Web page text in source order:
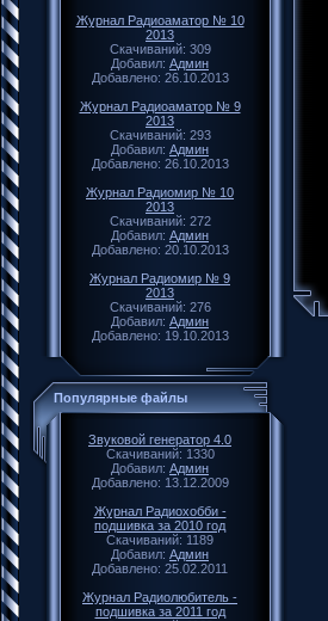
Журнал Радиоаматор № 10
2013
Скачиваний: 309
Добавил: Админ
Добавлено: 26.10.2013
Журнал Радиоаматор № 9
2013
Скачиваний: 293
Добавил: Админ
Добавлено: 26.10.2013
Журнал Радиомир № 10
2013
Скачиваний: 272
Добавил: Админ
Добавлено: 20.10.2013
Журнал Радиомир № 9
2013
Скачиваний: 276
Добавил: Админ
Добавлено: 19.10.2013
Популярные файлы
Звуковой генератор 4.0
Скачиваний: 1330
Добавил: Админ
Добавлено: 13.12.2009
Журнал Радиохобби -
подшивка за 2010 год
Скачиваний: 1189
Добавил: Админ
Добавлено: 25.02.2011
Журнал Радиолюбитель -
подшивка за 2011 год